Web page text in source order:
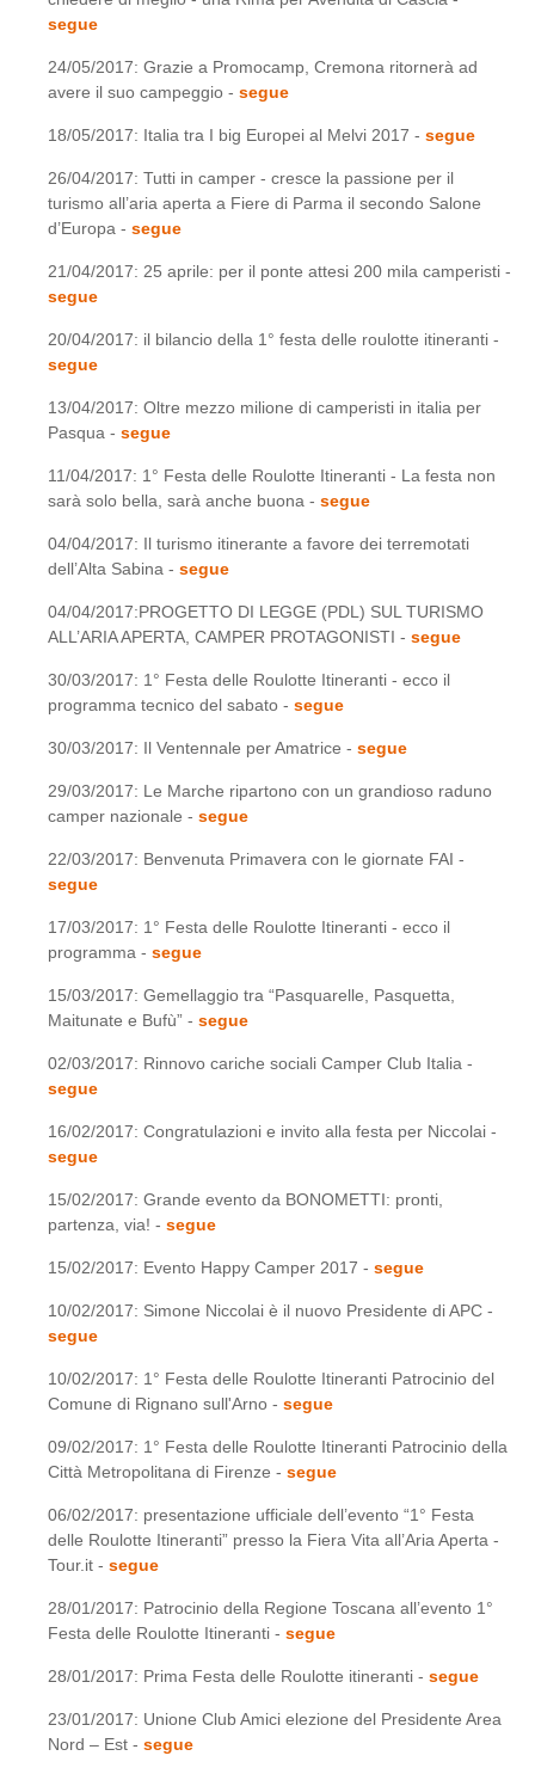
segue
24/05/2017: Grazie a Promocamp, Cremona ritornerà ad
avere il suo campeggio - segue
18/05/2017: Italia tra I big Europei al Melvi 2017 - segue
26/04/2017: Tutti in camper - cresce la passione per il
turismo all’aria aperta a Fiere di Parma il secondo Salone
d’Europa - segue
21/04/2017: 25 aprile: per il ponte attesi 200 mila camperisti -
segue
20/04/2017: il bilancio della 1° festa delle roulotte itineranti -
segue
13/04/2017: Oltre mezzo milione di camperisti in italia per
Pasqua - segue
11/04/2017: 1° Festa delle Roulotte Itineranti - La festa non
sarà solo bella, sarà anche buona - segue
04/04/2017: Il turismo itinerante a favore dei terremotati
dell’Alta Sabina - segue
04/04/2017:PROGETTO DI LEGGE (PDL) SUL TURISMO
ALL’ARIA APERTA, CAMPER PROTAGONISTI - segue
30/03/2017: 1° Festa delle Roulotte Itineranti - ecco il
programma tecnico del sabato - segue
30/03/2017: Il Ventennale per Amatrice - segue
29/03/2017: Le Marche ripartono con un grandioso raduno
camper nazionale - segue
22/03/2017: Benvenuta Primavera con le giornate FAI -
segue
17/03/2017: 1° Festa delle Roulotte Itineranti - ecco il
programma - segue
15/03/2017: Gemellaggio tra “Pasquarelle, Pasquetta,
Maitunate e Bufù” - segue
02/03/2017: Rinnovo cariche sociali Camper Club Italia -
segue
16/02/2017: Congratulazioni e invito alla festa per Niccolai -
segue
15/02/2017: Grande evento da BONOMETTI: pronti,
partenza, via! - segue
15/02/2017: Evento Happy Camper 2017 - segue
10/02/2017: Simone Niccolai è il nuovo Presidente di APC -
segue
10/02/2017: 1° Festa delle Roulotte Itineranti Patrocinio del
Comune di Rignano sull'Arno - segue
09/02/2017: 1° Festa delle Roulotte Itineranti Patrocinio della
Città Metropolitana di Firenze - segue
06/02/2017: presentazione ufficiale dell’evento “1° Festa
delle Roulotte Itineranti” presso la Fiera Vita all’Aria Aperta -
Tour.it - segue
28/01/2017: Patrocinio della Regione Toscana all’evento 1°
Festa delle Roulotte Itineranti - segue
28/01/2017: Prima Festa delle Roulotte itineranti - segue
23/01/2017: Unione Club Amici elezione del Presidente Area
Nord – Est - segue